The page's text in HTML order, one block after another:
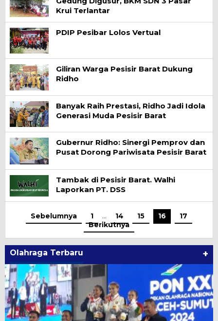
Krui Terlantar
PDIP Pesibar Lolos Vertual
Giliran Warga Pesisir Barat Dukung
Ridho
Banyak Raih Prestasi, Ridho Jadi Idola
Generasi Muda Pesisir Barat
Gubernur Ridho: Sinergi Pemprov dan
Pusat Dorong Pariwisata Pesisir Barat
Tambak di Pesisir Barat. Walhi
Laporkan PT. DSS
Sebelumnya 1 … 14 15 16
17
Berikutnya
Olahraga Terbaru +